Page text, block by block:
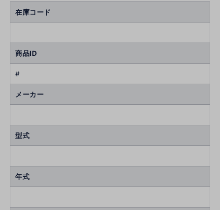
k
在庫コード
商品ID
#
メーカー
型式
年式